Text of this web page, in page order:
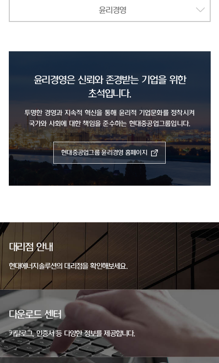
윤리경영
윤리경영은 신뢰와 존경받는 기업을 위한
초석입니다.
투명한 경영과 지속적 혁신을 통해 윤리적 기업문화를 정착시켜
국가와 사회에 대한 책임을 준수하는 현대중공업그룹입니다.
현대중공업그룹 윤리경영 홈페이지
대리점 안내
현대에너지솔루션의 대리점을 확인해보세요.
다운로드 센터
카탈로그, 인증서 등 다양한 정보를 제공합니다.